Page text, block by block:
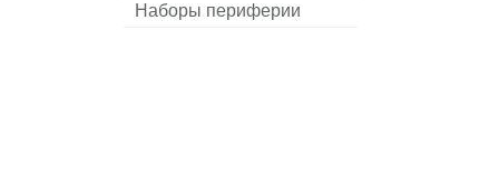
Наборы периферии